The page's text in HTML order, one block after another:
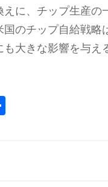
に、チップ生産の
のチップ自給戦
大きな影響を与え